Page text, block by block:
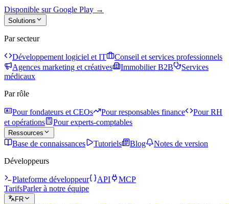
Disponible sur Google Play →
Solutions
Par secteur
Développement logiciel et IT
Conseil et services professionnels
Agences marketing et créatives
Immobilier B2B
Services
médicaux
Par rôle
Pour fondateurs et CEOs Pour responsables finance
Pour RH
et opérations
Pour experts-comptables
Ressources
Base de connaissances Tutoriels Blog
Notes de version
Développeurs
Plateforme développeur API
MCP
TarifsParler à notre équipe
FR